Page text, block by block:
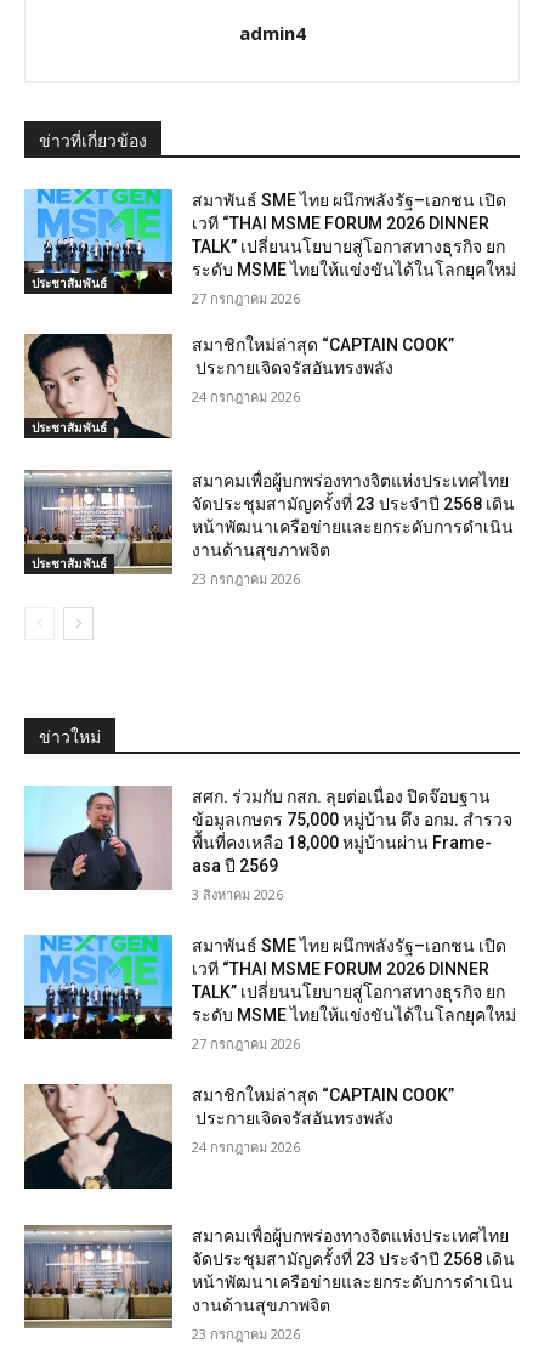
admin4
ข่าวที่เกี่ยวข้อง
ประชาสัมพันธ์
สมาพันธ์ SME ไทย ผนึกพลังรัฐ–เอกชน เปิด
เวที “THAI MSME FORUM 2026 DINNER
TALK” เปลี่ยนนโยบายสู่โอกาสทางธุรกิจ ยก
ระดับ MSME ไทยให้แข่งขันได้ในโลกยุคใหม่
27 กรกฎาคม 2026
ประชาสัมพันธ์
สมาชิกใหม่ล่าสุด “CAPTAIN COOK”
ประกายเจิดจรัสอันทรงพลัง
24 กรกฎาคม 2026
ประชาสัมพันธ์
สมาคมเพื่อผู้บกพร่องทางจิตแห่งประเทศไทย
จัดประชุมสามัญครั้งที่ 23 ประจำปี 2568 เดิน
หน้าพัฒนาเครือข่ายและยกระดับการดำเนิน
งานด้านสุขภาพจิต
23 กรกฎาคม 2026
ข่าวใหม่
สศก. ร่วมกับ กสก. ลุยต่อเนื่อง ปิดจ๊อบฐาน
ข้อมูลเกษตร 75,000 หมู่บ้าน ดึง อกม. สำรวจ
พื้นที่คงเหลือ 18,000 หมู่บ้านผ่าน Frame-
asa ปี 2569
3 สิงหาคม 2026
สมาพันธ์ SME ไทย ผนึกพลังรัฐ–เอกชน เปิด
เวที “THAI MSME FORUM 2026 DINNER
TALK” เปลี่ยนนโยบายสู่โอกาสทางธุรกิจ ยก
ระดับ MSME ไทยให้แข่งขันได้ในโลกยุคใหม่
27 กรกฎาคม 2026
สมาชิกใหม่ล่าสุด “CAPTAIN COOK”
ประกายเจิดจรัสอันทรงพลัง
24 กรกฎาคม 2026
สมาคมเพื่อผู้บกพร่องทางจิตแห่งประเทศไทย
จัดประชุมสามัญครั้งที่ 23 ประจำปี 2568 เดิน
หน้าพัฒนาเครือข่ายและยกระดับการดำเนิน
งานด้านสุขภาพจิต
23 กรกฎาคม 2026